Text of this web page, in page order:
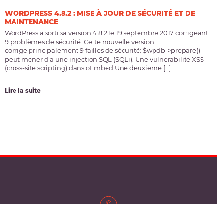
WORDPRESS 4.8.2 : MISE À JOUR DE SÉCURITÉ ET DE
MAINTENANCE
WordPress a sorti sa version 4.8.2 le 19 septembre 2017 corrigeant
9 problèmes de sécurité. Cette nouvelle version
corrige principalement 9 failles de sécurité: $wpdb->prepare()
peut mener d’a une injection SQL (SQLi). Une vulnerabilite XSS
(cross-site scripting) dans oEmbed Une deuxieme […]
Lire la suite